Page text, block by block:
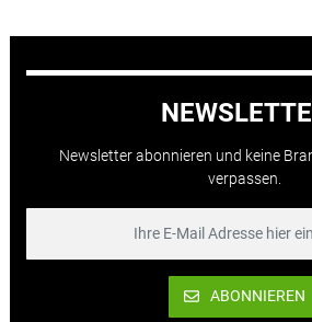
Newsletter abonnieren und keine
verpassen.
ABONNIEREN